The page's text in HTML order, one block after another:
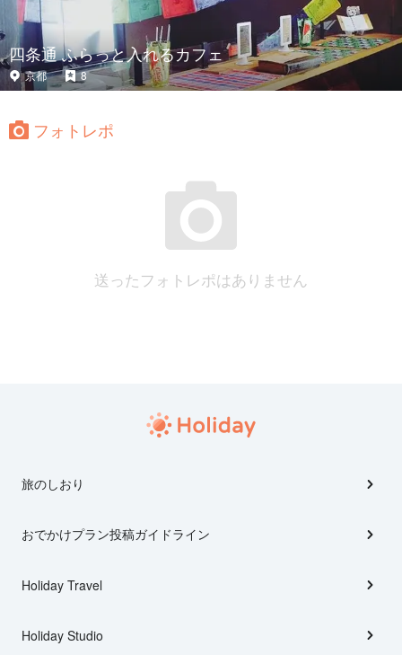
四条通 ふらっと入れるカフェ
京都 8
フォトレポ
送ったフォトレポはありません
旅のしおり
おでかけプラン投稿ガイドライン
Holiday Travel
Holiday Studio